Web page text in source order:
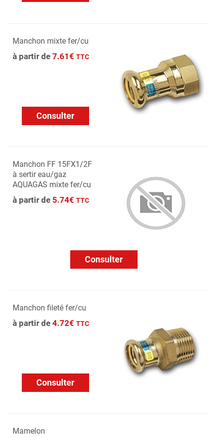
Manchon mixte fer/cu
à partir de 7.61€ TTC
Consulter
Manchon FF 15FX1/2F
à sertir eau/gaz
AQUAGAS mixte fer/cu
à partir de 5.74€ TTC
Consulter
Manchon fileté fer/cu
à partir de 4.72€ TTC
Consulter
Mamelon